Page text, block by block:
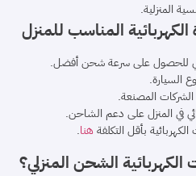
المنزلية.
المناسب للمنزل
للحصول على سرعة شحن أفضل.
السيارة.
المصنعة.
في المنزل على دعم الشاحن.
بأقل التكلفة هنا
الشحن المنزلي؟